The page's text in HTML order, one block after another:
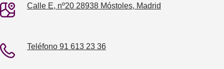
Calle E, nº20 28938 Móstoles, Madrid
Teléfono 91 613 23 36